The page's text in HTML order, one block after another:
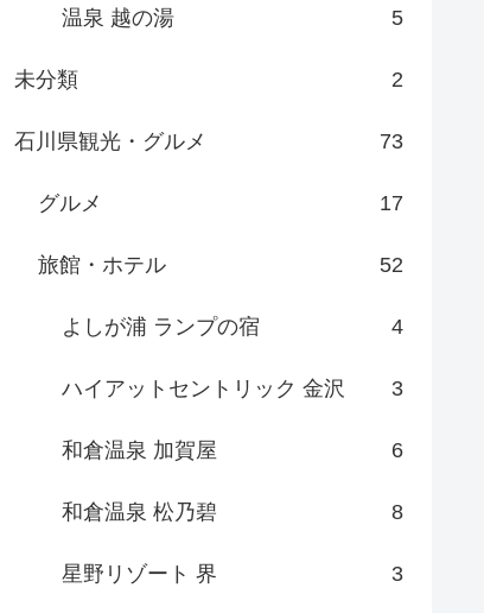
温泉 越の湯
5
未分類 2
石川県観光・グルメ 73
グルメ 17
旅館・ホテル 52
よしが浦 ランプの宿 4
ハイアットセントリック 金沢 3
和倉温泉 加賀屋 6
和倉温泉 松乃碧 8
星野リゾート 界 3